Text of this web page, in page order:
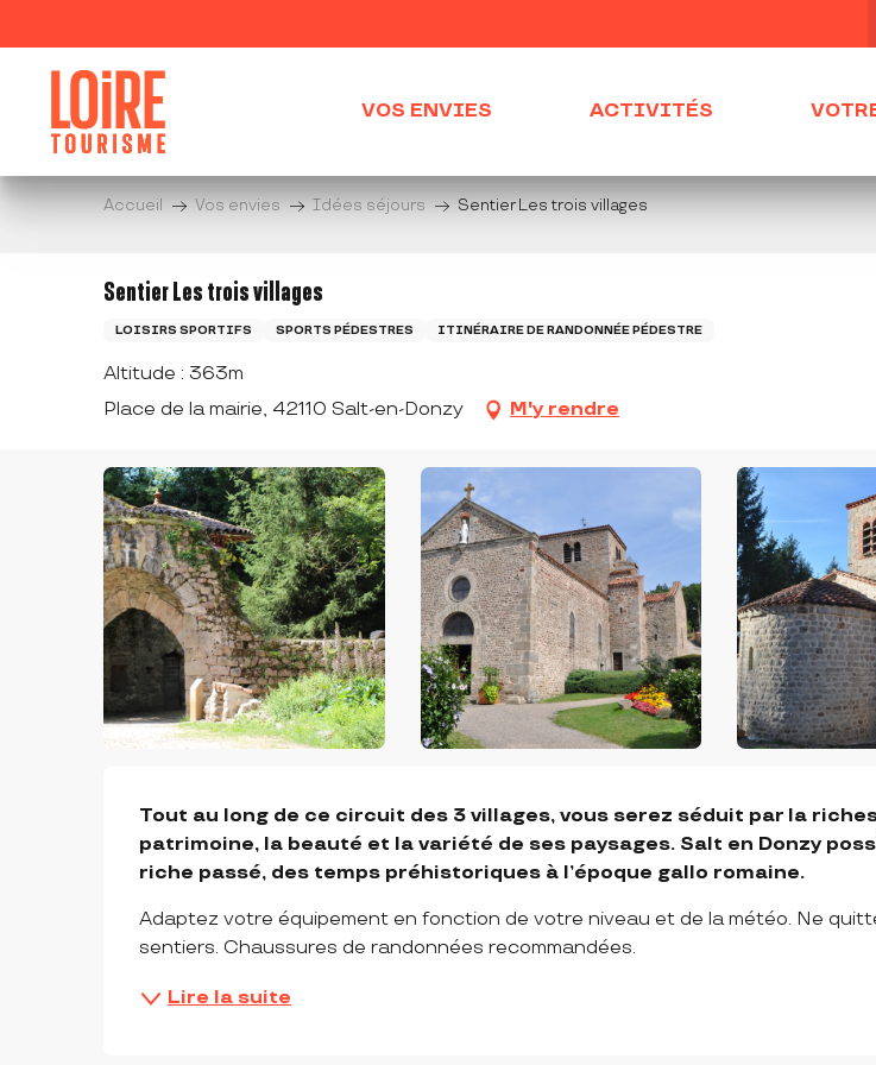
au
contenu
VOS ENVIES ACTIVITÉS
Accueil Vos envies Idées séjours Sentier Les trois villages
Sentier Les trois villages
LOISIRS SPORTIFS SPORTS PÉDESTRES ITINÉRAIRE DE RANDONNÉE PÉDESTRE
Altitude : 363m
Place de la mairie, 42110 Salt-en-Donzy
M'y rendre
DESCRIPTION
Tout au long de ce circuit des 3 villages, vous serez séduit par la
patrimoine, la beauté et la variété de ses paysages. Salt en Donzy
riche passé, des temps préhistoriques à l’époque gallo romaine.
Adaptez votre équipement en fonction de votre niveau et de la météo. Ne
sentiers. Chaussures de randonnées recommandées.
Lire la suite